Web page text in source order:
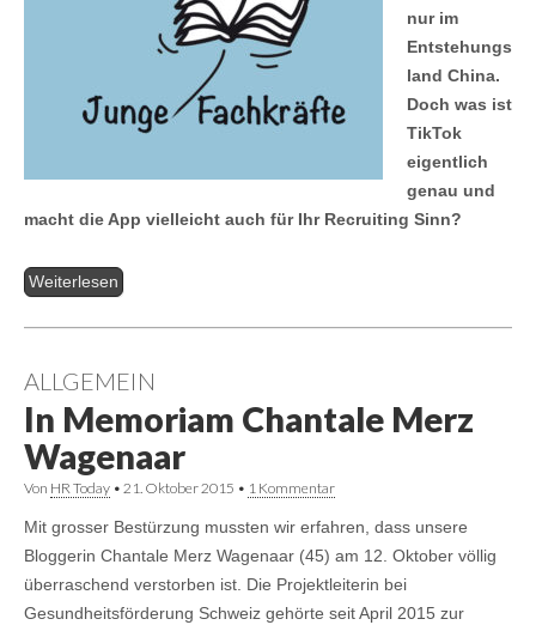
nur im
Entstehungs
land China.
Doch was ist
TikTok
eigentlich
genau und
macht die App vielleicht auch für Ihr Recruiting Sinn?
Weiterlesen
ALLGEMEIN
In Memoriam Chantale Merz
Wagenaar
Von HR Today • 21. Oktober 2015 • 1 Kommentar
Mit grosser Bestürzung mussten wir erfahren, dass unsere
Bloggerin Chantale Merz Wagenaar (45) am 12. Oktober völlig
überraschend verstorben ist. Die Projektleiterin bei
Gesundheitsförderung Schweiz gehörte seit April 2015 zur